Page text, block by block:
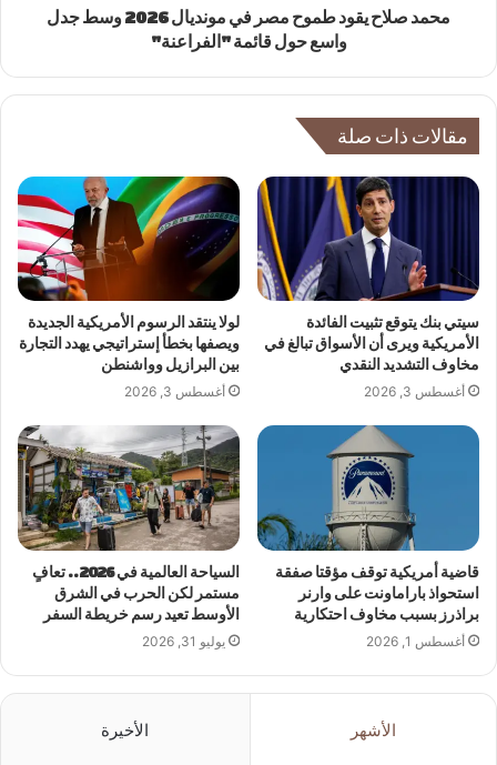
محمد صلاح يقود طموح مصر في مونديال 2026 وسط جدل
واسع حول قائمة "الفراعنة"
مقالات ذات صلة
سيتي بنك يتوقع تثبيت الفائدة
الأمريكية ويرى أن الأسواق تبالغ في
مخاوف التشديد النقدي
أغسطس 3, 2026
لولا ينتقد الرسوم الأمريكية الجديدة
ويصفها بخطأ إستراتيجي يهدد التجارة
بين البرازيل وواشنطن
أغسطس 3, 2026
قاضية أمريكية توقف مؤقتا صفقة
استحواذ باراماونت على وارنر
براذرز بسبب مخاوف احتكارية
أغسطس 1, 2026
السياحة العالمية في 2026.. تعافٍ
مستمر لكن الحرب في الشرق
الأوسط تعيد رسم خريطة السفر
يوليو 31, 2026
الأشهر الأخيرة